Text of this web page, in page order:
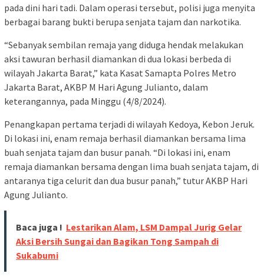
pada dini hari tadi. Dalam operasi tersebut, polisi juga menyita
berbagai barang bukti berupa senjata tajam dan narkotika.
“Sebanyak sembilan remaja yang diduga hendak melakukan
aksi tawuran berhasil diamankan di dua lokasi berbeda di
wilayah Jakarta Barat,” kata Kasat Samapta Polres Metro
Jakarta Barat, AKBP M Hari Agung Julianto, dalam
keterangannya, pada Minggu (4/8/2024).
Penangkapan pertama terjadi di wilayah Kedoya, Kebon Jeruk.
Di lokasi ini, enam remaja berhasil diamankan bersama lima
buah senjata tajam dan busur panah. “Di lokasi ini, enam
remaja diamankan bersama dengan lima buah senjata tajam, di
antaranya tiga celurit dan dua busur panah,” tutur AKBP Hari
Agung Julianto.
Baca juga ! Lestarikan Alam, LSM Dampal Jurig Gelar
Aksi Bersih Sungai dan Bagikan Tong Sampah di
Sukabumi